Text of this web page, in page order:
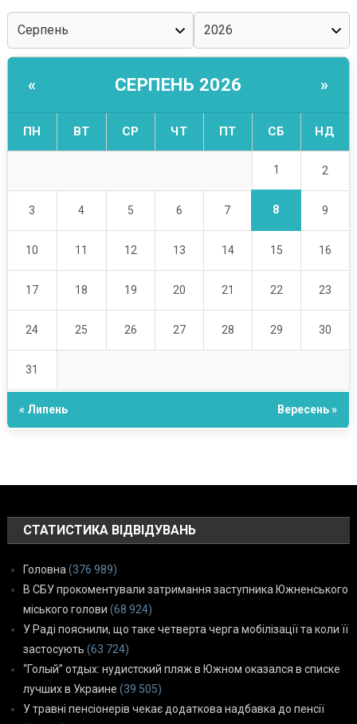
« СЕРПЕНЬ 2026 »
ПН ВТ СР ЧТ ПТ СБ НД
1 2
3 4 5 6 7 8 9
10 11 12 13 14 15 16
17 18 19 20 21 22 23
24 25 26 27 28 29 30
31
« Липень Вересень »
СТАТИСТИКА ВІДВІДУВАНЬ
Головна (376 989)
В СБУ прокоментували затримання заступника Южненського
міського голови (68 924)
У Раді пояснили, що таке четверта черга мобілізації та коли її
застосують (63 724)
“Голый” отдых: нудистский пляж в Южном оказался в списке
лучших в Украине (39 505)
У травні пенсіонерів чекає додаткова надбавка до пенсії